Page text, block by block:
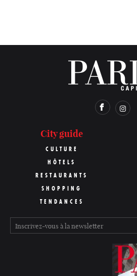
City guide
CULTURE
HÔTELS
RESTAURANTS
SHOPPING
TENDANCES